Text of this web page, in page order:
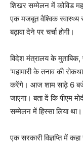
शिखर सम्मेलन में कोविड
एक मजबूत वैश्विक स्वास्थ्य
बढ़ावा देने पर चर्चा होगी।
विदेश मंत्रालय के
'महामारी के तनाव की
करेंगे। आज शाम साढ़े 6
जाएगा। बता दें कि पीएम
सम्मेलन में हिस्सा लिया
एक सरकारी विज्ञप्ति में